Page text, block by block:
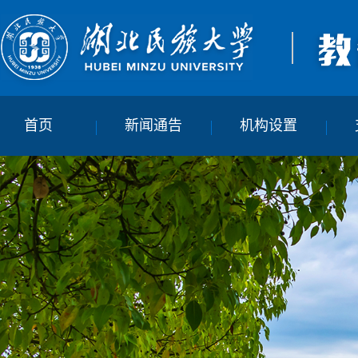
首页 新闻通告 机构设置